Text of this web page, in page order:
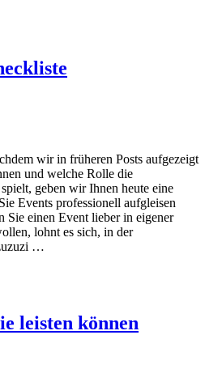
wir in früheren Posts aufgezeigt
und welche Rolle die
geben wir Ihnen heute eine
Events professionell aufgleisen
Sie einen Event lieber in eigener
lohnt es sich, in der
…
leisten können